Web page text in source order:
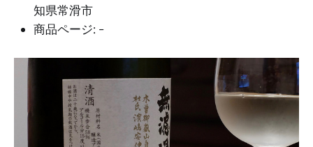
知県常滑市
商品ページ: -